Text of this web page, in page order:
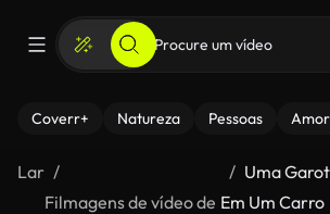
Coverr+ Natureza Pessoas
Lar
Filmagens de vídeo de
Uma
Em Um Carro